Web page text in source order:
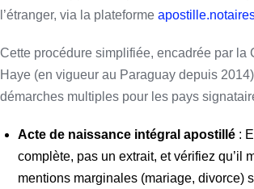
l’étranger, via la plateforme
Cette procédure simplifiée, encadrée par la
Haye (en vigueur au Paraguay depuis
démarches multiples pour les pays
Acte de naissance intégral apostillé:
complète, pas un extrait, et vérifiez qu’il
mentions marginales (mariage, divorce)